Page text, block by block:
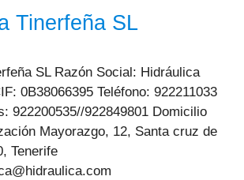
Tinerfeña SL
SL Razón Social: Hidráulica
0B38066395 Teléfono: 922211033
922200535//922849801 Domicilio
Mayorazgo, 12, Santa cruz de
Tenerife